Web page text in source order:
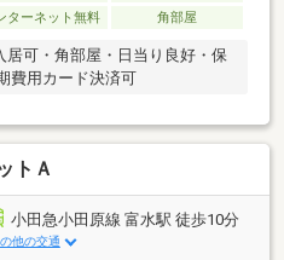
ターネット無料 角部屋
居可・角部屋・日当り良好・保
費用カード決済可
トＡ
小田急小田原線 富水駅 徒歩10分
他の交通